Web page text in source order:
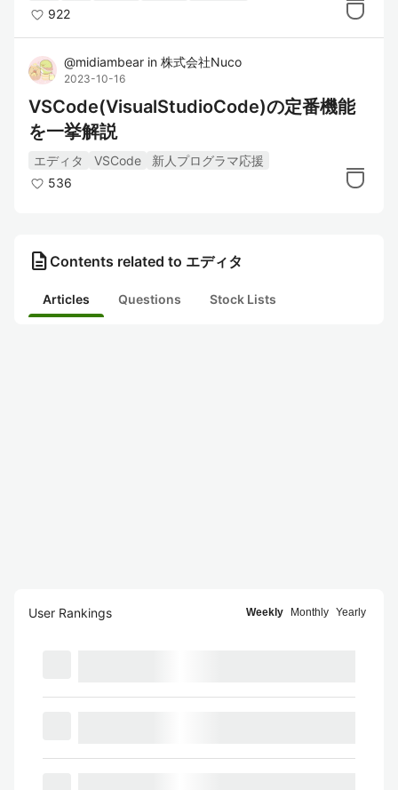
922
@midiambear in 株式会社Nuco
2023-10-16
VSCode(VisualStudioCode)の定番機能
を一挙解説
エディタ VSCode
新人プログラマ応援
536
description Contents related to エディタ
Articles Questions Stock Lists
User Rankings Weekly Monthly Yearly